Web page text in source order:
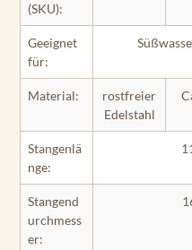
(SKU):
Geeignet
für:
Material:
rostfreier
Edelstahl
Stangenlä
nge:
Stangend
urchmess
er: